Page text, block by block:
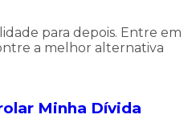
para depois. Entre em
a melhor alternativa
Minha Dívida